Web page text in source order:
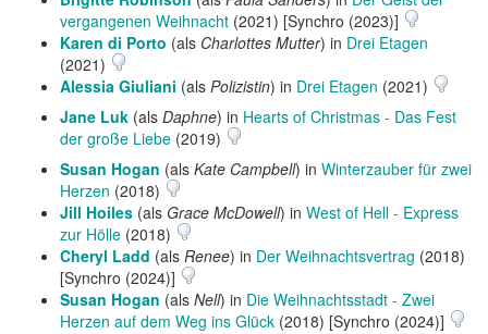
vergangenen Weihnacht (2021) [Synchro (2023)]
Karen di Porto (als Charlottes Mutter) in Drei Etagen
(2021)
Alessia Giuliani (als Polizistin) in Drei Etagen (2021)
Jane Luk (als Daphne) in Hearts of Christmas - Das Fest
der große Liebe (2019)
Susan Hogan (als Kate Campbell) in Winterzauber für zwei
Herzen (2018)
Jill Hoiles (als Grace McDowell) in West of Hell - Express
zur Hölle (2018)
Cheryl Ladd (als Renee) in Der Weihnachtsvertrag (2018)
[Synchro (2024)]
Susan Hogan (als Nell) in Die Weihnachtsstadt - Zwei
Herzen auf dem Weg ins Glück (2018) [Synchro (2024)]